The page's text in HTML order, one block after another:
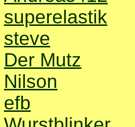
superelastik
steve
Der Mutz
Nilson
efb